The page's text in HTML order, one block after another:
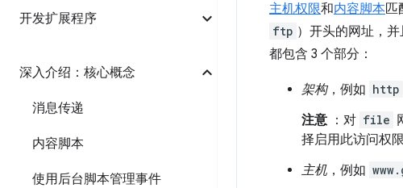
开发扩展程序
深入介绍：核心概念
消息传递
内容脚本
使用后台脚本管理事件
主机权限和内容脚本匹
ftp ）开头的网址，
都包含 3 个部分：
架构，例如 http
注意：对 file
择启用此访问权限
主机 ，例如